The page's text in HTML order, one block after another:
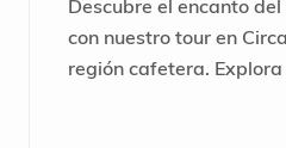
Descubre el encanto
con nuestro tour en
región cafetera.